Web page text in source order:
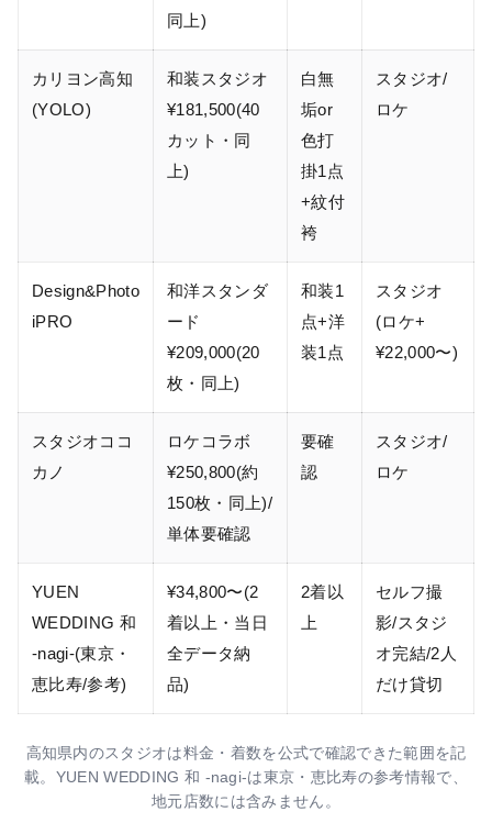
同上)
カリヨン高知
(YOLO)
和装スタジオ
¥181,500(40
カット・同
上)
白無
垢or
色打
掛1点
+紋付
袴
スタジオ/
ロケ
Design&Photo
iPRO
和洋スタンダ
ード
¥209,000(20
枚・同上)
和装1
点+洋
装1点
スタジオ
(ロケ+
¥22,000〜)
スタジオココ
カノ
ロケコラボ
¥250,800(約
150枚・同上)/
単体要確認
要確
認
スタジオ/
ロケ
YUEN
WEDDING 和
-nagi-(東京・
恵比寿/参考)
¥34,800〜(2
着以上・当日
全データ納
品)
2着以
上
セルフ撮
影/スタジ
オ完結/2人
だけ貸切
高知県内のスタジオは料金・着数を公式で確認できた範囲を記
載。YUEN WEDDING 和 -nagi-は東京・恵比寿の参考情報で、
地元店数には含みません。